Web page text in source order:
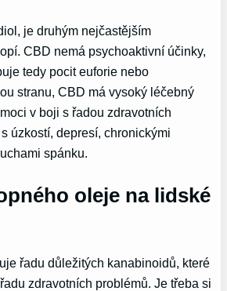
je druhým nejčastějším
CBD nemá psychoaktivní účinky,
tedy pocit euforie nebo
stranu, CBD má vysoký léčebný
v boji s řadou zdravotních
úzkostí, depresí, chronickými
spánku.
oleje na lidské
řadu důležitých kanabinoidů, které
zdravotních problémů. Je třeba si